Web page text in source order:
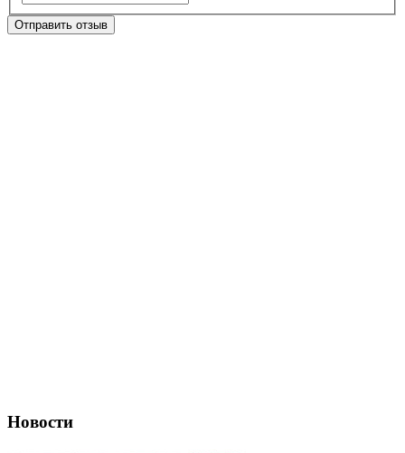
Отправить отзыв
Новости